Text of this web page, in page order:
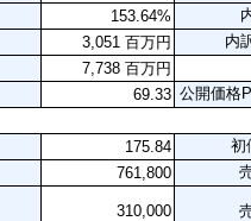
153.64%
3,051 百万円
内
7,738 百万円
69.33 公開価格
175.84
初
761,800
310,000